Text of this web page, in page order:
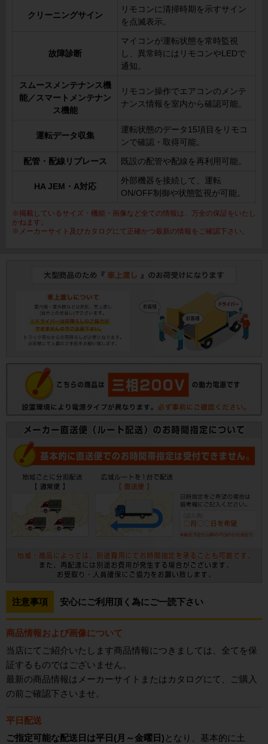
クリーニングサイン
リモコンに清掃時期を示すサイン
を点滅表示。
故障診断
マイコンが運転状態を常時監視
し、異常時にはリモコンやLEDで
通知。
スムースメンテナンス機
能／スマートメンテナン
ス機能
リモコン操作でエアコンのメンテ
ナンス情報を室内から確認可能。
運転データ収集
運転状態のデータ15項目をリモコ
ンで確認・取得可能。
配管・配線リプレース 既設の配管や配線を再利用可能。
HA JEM・A対応
外部機器を接続して、運転
ON/OFF制御や状態監視が可能。
※掲載しているサイズ・機能・画像など全ての情報は、万全の保証をいたし
かねます。
※メーカーサイト及びカタログにて正確かつ最新の情報をご確認下さい。
注意事項 安心にご利用頂く為にご一読下さい
商品情報および画像について
当店にてご紹介いたします商品情報につきましては、全てを保
証するものではございません。
最新の商品情報はメーカーサイトまたはカタログにて、ご購入
の前ご確認下さいませ。
平日配送
ご指定可能な配送日は平日(月～金曜日) となり、基本的に土